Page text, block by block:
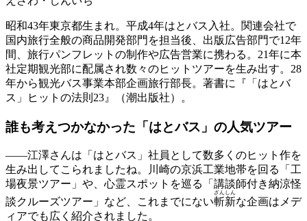
昭和43年東京都生まれ。平成4年はとバス入社。関連会社で
国内旅行全般の商品開発部門を担当後、出版広告部門で12年
間、旅行パンフレットの制作や広告営業に携わる。21年に本
社定期観光部に配属され数々のヒットツアーを生み出す。28
年から観光バス事業本部企画旅行部長。著書に『「はとバ
ス」ヒットの法則23』（潮出版社）。
誰も考えつかなかった 「はとバス」の人気ツアー
——江澤さんは「はとバス」社員として数多くのヒット作を
生み出してこられましたね。川崎の京浜工業地帯を回る「工
場夜景ツアー」や、心霊スポットを巡る「講談師付き納涼怪
談クルーズツアー」など、これまでにない斬新
ざんしん
な企画はメデ
ィアでも広く紹介されました。